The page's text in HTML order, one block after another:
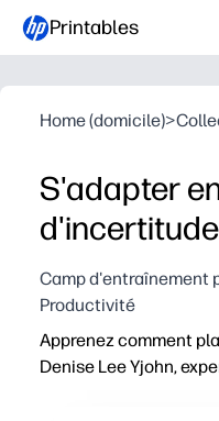
Printables
Home (domicile)>
S'adapter
d'incertitude
Camp d'entraînement
Productivité
Apprenez comment
Denise Lee Yjohn,